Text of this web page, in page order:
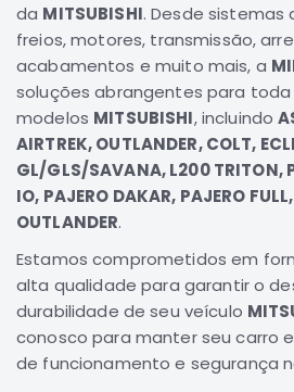
L200
GL,
GLS
SPORT
Motor
Suspensão
Freio
Filtros
Elétrica
Acessórios
da MITSUBISHI. Desde sistemas
freios, motores, transmissão,
acabamentos e muito mais, a
soluções abrangentes para
modelos MITSUBISHI, incluindo
AIRTREK, OUTLANDER, COLT,
GL/GLS/SAVANA, L200 TRITON,
IO, PAJERO DAKAR, PAJERO
OUTLANDER.
Estamos comprometidos em
alta qualidade para garantir o
durabilidade de seu veículo
conosco para manter seu carro
de funcionamento e segurança